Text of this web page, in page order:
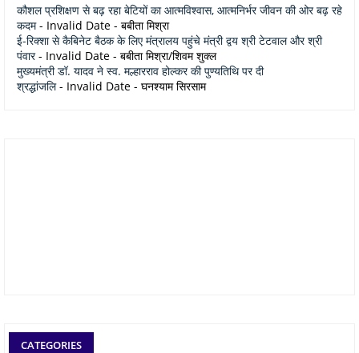
कौशल प्रशिक्षण से बढ़ रहा बेटियों का आत्मविश्वास, आत्मनिर्भर जीवन की ओर बढ़ रहे
कदम- Invalid Date - बबीता मिश्रा
ई-रिक्शा से कैबिनेट बैठक के लिए मंत्रालय पहुंचे मंत्री द्वय श्री टेटवाल और श्री
पंवार- Invalid Date - बबीता मिश्रा/शिवम शुक्ल
मुख्यमंत्री डॉ. यादव ने स्व. मल्हारराव होल्कर की पुण्यतिथि पर दी
श्रद्धांजलि- Invalid Date - घनश्याम सिरसाम
CATEGORIES